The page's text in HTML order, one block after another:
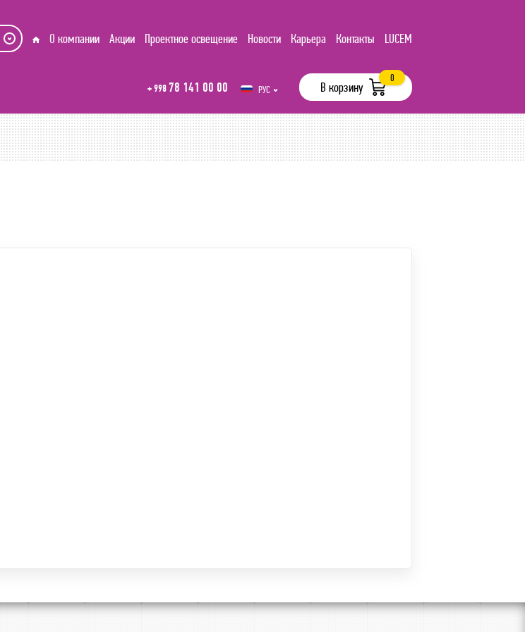
О компании Акции Проектное освещение Новости Карьера Контакты LUCEM
+ 998 78 141 00 00
РУС
В корзину
0